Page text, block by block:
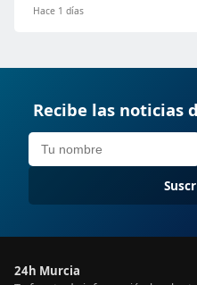
Hace 1 días
Recibe las noticias
24h Murcia